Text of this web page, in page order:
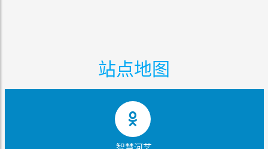
站点地图